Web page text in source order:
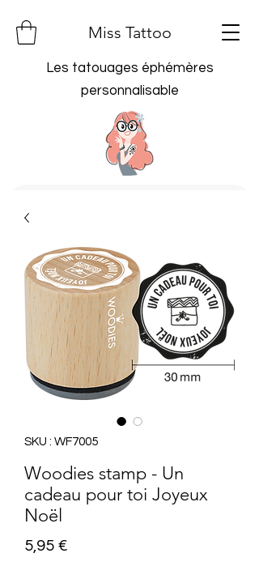
Miss Tattoo
Les tatouages éphémères
personnalisable
SKU : WF7005
Woodies stamp - Un
cadeau pour toi Joyeux
Noël
5,95 €Prix